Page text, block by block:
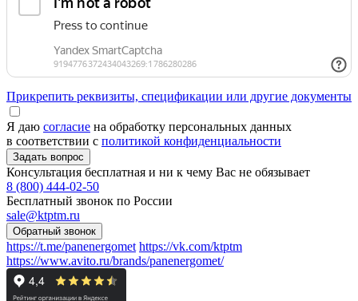
Прикрепить реквизиты, спецификации или другие документы
Я даю согласие на обработку персональных данных
в соответствии с политикой конфиденциальности
Консультация бесплатная и ни к чему Вас не обязывает
8 (800) 444-02-50
Бесплатный звонок по России
sale@ktptm.ru
https://t.me/panenergomet https://vk.com/ktptm
https://www.avito.ru/brands/panenergomet/